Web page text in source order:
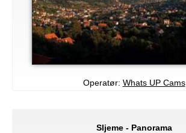
Operatør: Whats UP Cams
Sljeme - Panorama